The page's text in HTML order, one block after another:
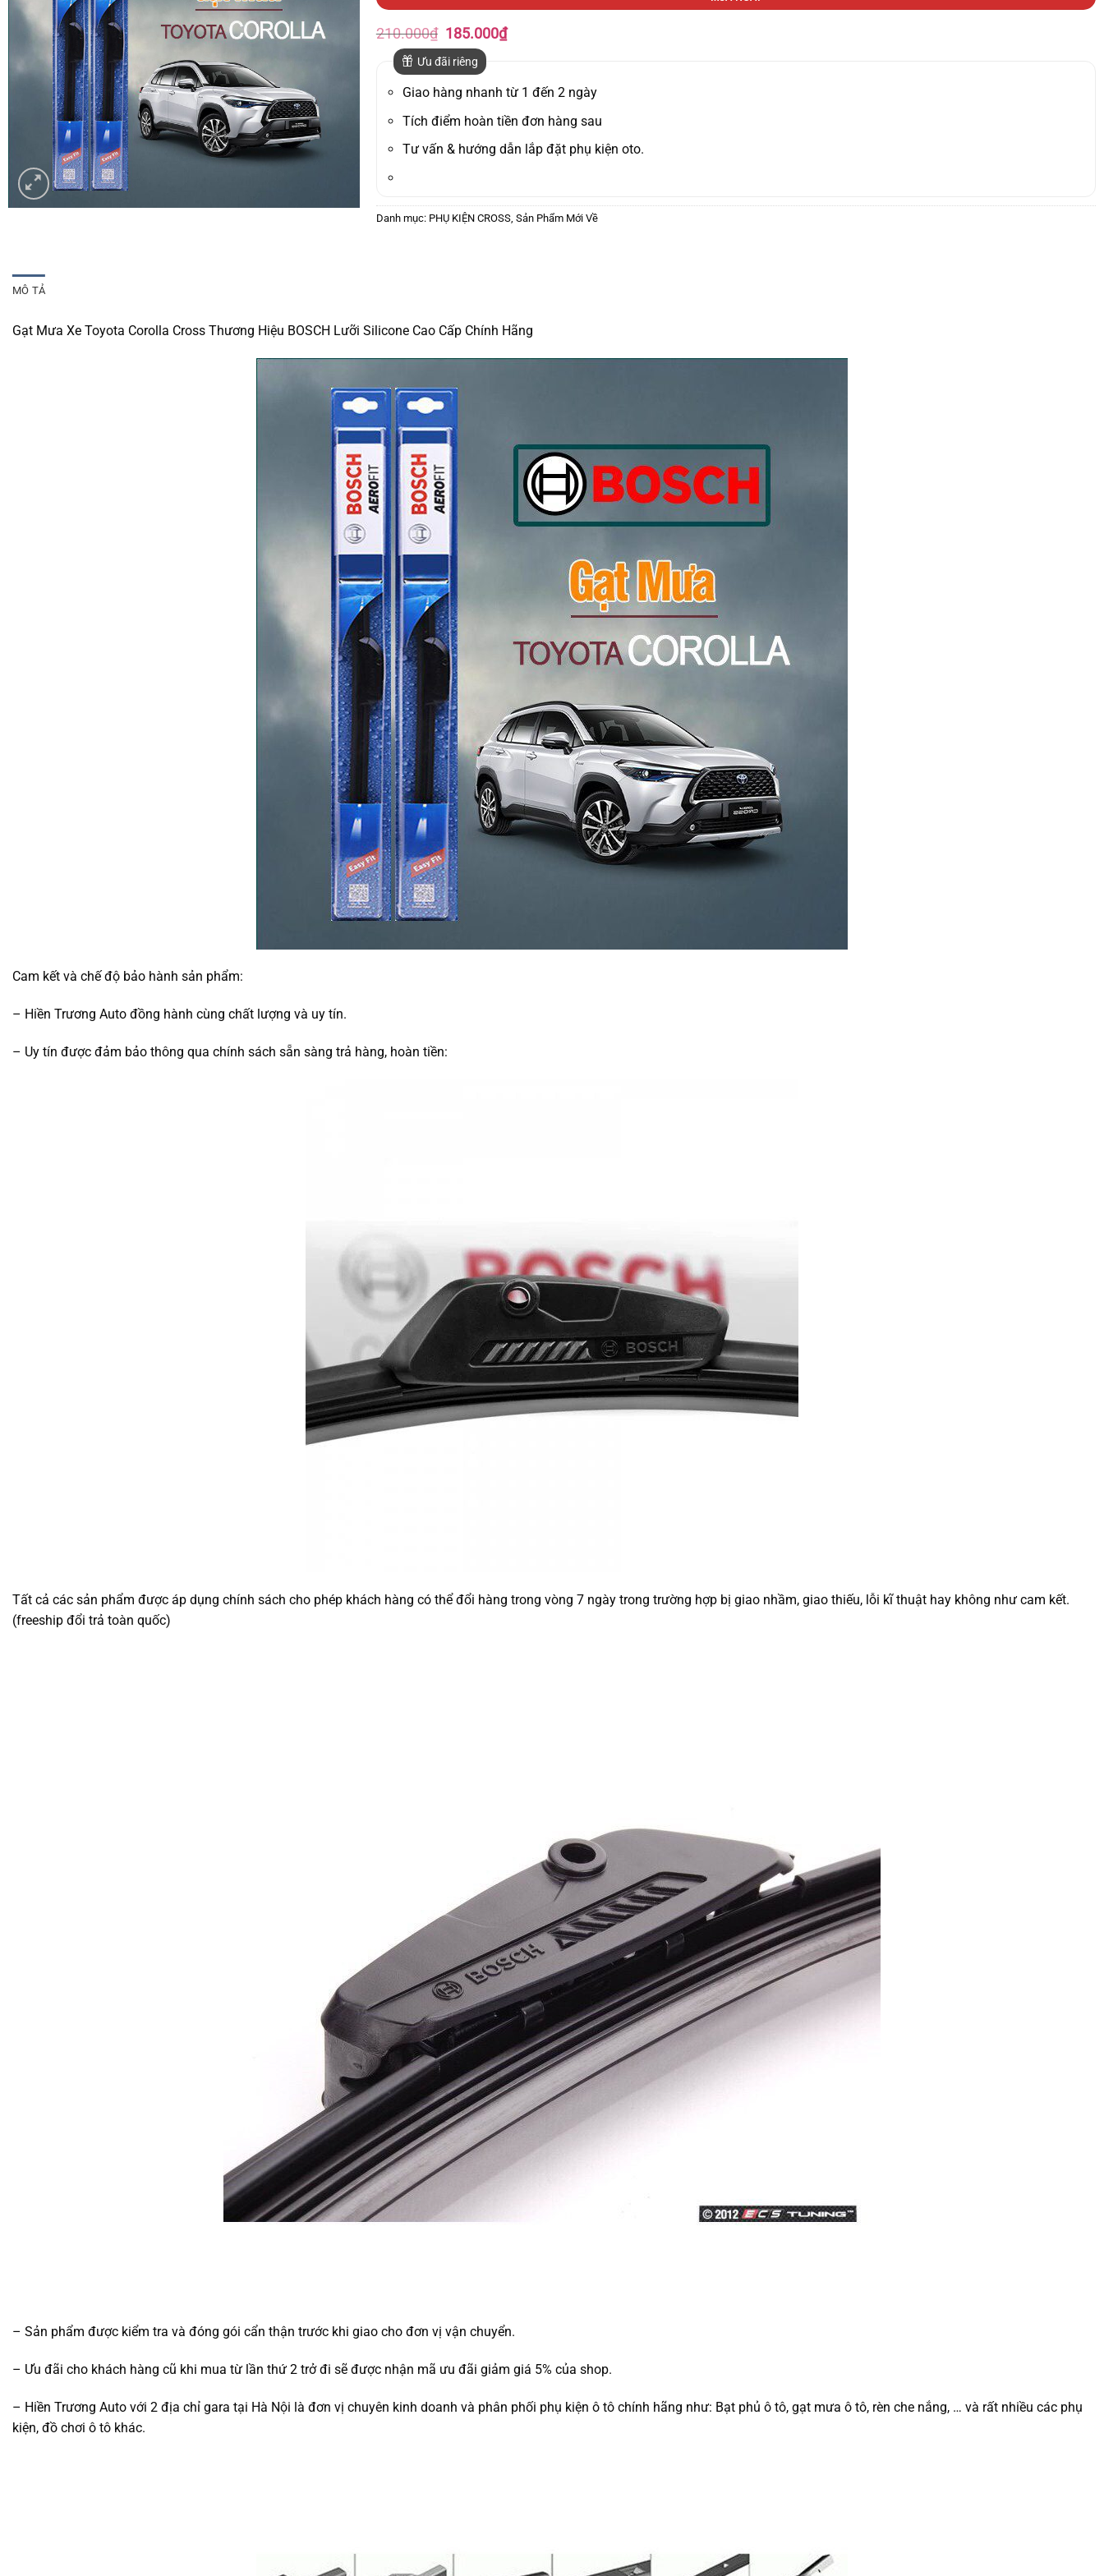
210.000₫ Giá
gốc
là:
210.000₫.
185.000₫Giá
185.000₫.
Ưu đãi riêng
Giao hàng nhanh từ 1 đến 2 ngày
Tích điểm hoàn tiền đơn hàng sau
Tư vấn & hướng dẫn lắp đặt phụ kiện oto.
Danh mục: PHỤ KIỆN CROSS, Sản Phẩm Mới Về
MÔ TẢ
Gạt Mưa Xe Toyota Corolla Cross Thương Hiệu BOSCH Lưỡi Silicone Cao Cấp Chính Hãng
Cam kết và chế độ bảo hành sản phẩm:
– Hiền Trương Auto đồng hành cùng chất lượng và uy tín.
– Uy tín được đảm bảo thông qua chính sách sẵn sàng trả hàng, hoàn tiền:
Tất cả các sản phẩm được áp dụng chính sách cho phép khách hàng có thể đổi hàng trong vòng 7 ngày trong trường hợp bị giao nhầm, giao thiếu, lỗi kĩ thuật hay không như cam kết.
(freeship đổi trả toàn quốc)
– Sản phẩm được kiểm tra và đóng gói cẩn thận trước khi giao cho đơn vị vận chuyển.
– Ưu đãi cho khách hàng cũ khi mua từ lần thứ 2 trở đi sẽ được nhận mã ưu đãi giảm giá 5% của shop.
– Hiền Trương Auto với 2 địa chỉ gara tại Hà Nội là đơn vị chuyên kinh doanh và phân phối phụ kiện ô tô chính hãng như: Bạt phủ ô tô, gạt mưa ô tô, rèn che nắng, … và rất nhiều các phụ
kiện, đồ chơi ô tô khác.